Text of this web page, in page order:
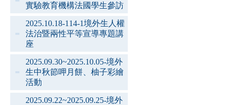
實驗教育機構法國學生參訪
2025.10.18-114-1境外生人權
法治暨兩性平等宣導專題講
座
2025.09.30~2025.10.05-境外
生中秋節呷月餅、柚子彩繪
活動
2025.09.22~2025.09.25-境外